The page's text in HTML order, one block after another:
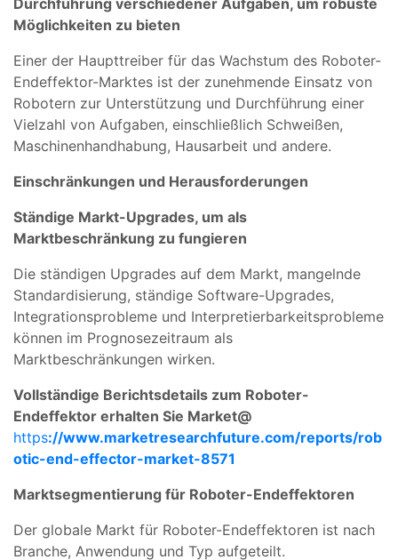
Möglichkeiten zu bieten
Einer der Haupttreiber für das Wachstum des Roboter-
Endeffektor-Marktes ist der zunehmende Einsatz von
Robotern zur Unterstützung und Durchführung einer
Vielzahl von Aufgaben, einschließlich Schweißen,
Maschinenhandhabung, Hausarbeit und andere.
Einschränkungen und Herausforderungen
Ständige Markt-Upgrades, um als
Marktbeschränkung zu fungieren
Die ständigen Upgrades auf dem Markt, mangelnde
Standardisierung, ständige Software-Upgrades,
Integrationsprobleme und Interpretierbarkeitsprobleme
können im Prognosezeitraum als
Marktbeschränkungen wirken.
Vollständige Berichtsdetails zum Roboter-
Endeffektor erhalten Sie Market@
https://www.marketresearchfuture.com/reports/rob
otic-end-effector-market-8571
Marktsegmentierung für Roboter-Endeffektoren
Der globale Markt für Roboter-Endeffektoren ist nach
Branche, Anwendung und Typ aufgeteilt.